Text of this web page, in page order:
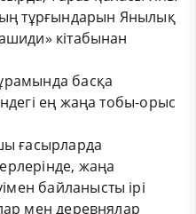
тұрғындарын Янылық
кітабынан
басқа
ең жаңа тобы-орыс
ғасырларда
жаңа
байланысты ірі
мен деревнялар